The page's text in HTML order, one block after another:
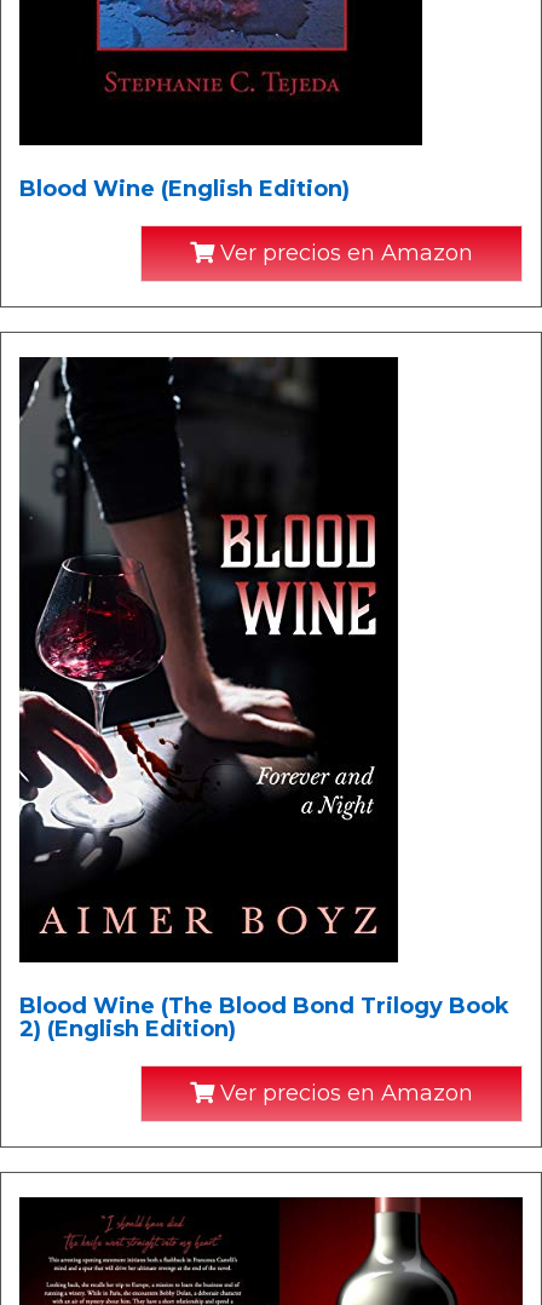
Blood Wine (English Edition)
Ver precios en Amazon
Blood Wine (The Blood Bond Trilogy Book
2) (English Edition)
Ver precios en Amazon